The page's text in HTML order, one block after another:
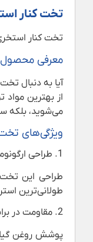
تخت کنار
تخت کنار
معرفی محصول
آیا به دنبال
از بهترین
می‌شوید، بلکه
ویژگی‌های
1. طراحی ارگونومی
طراحی این
طولانی‌ترین
2. مقاومت در برابر آب و آفتاب
پوشش روغن